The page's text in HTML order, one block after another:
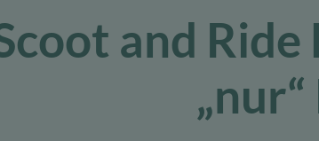
and Ride